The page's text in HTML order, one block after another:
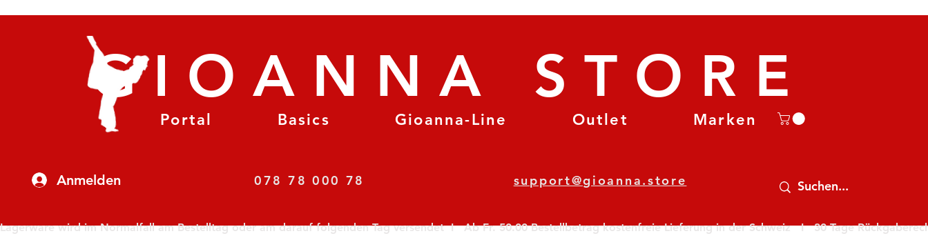
Anmelden
Portal Basics Gioanna-Line Outlet Marken
GIOANNA STORE
078 78 000 78 support@gioanna.store
Lagerware wird im Normalfall am Bestelltag oder am darauf folgenden Tag versendet  I   Ab Fr. 50.00 Bestellbetrag kostenfreie Lieferung in der Schweiz   I   30 Tage